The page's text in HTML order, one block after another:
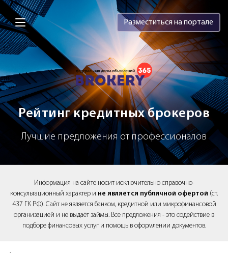
Brokery365 - Рейтинг кредитных
Разместиться на портале
Рейтинг кредитных брокеров
Лучшие предложения от профессионалов
Информация на сайте носит исключительно справочно-
консультационный характер и не является публичной офертой (ст.
437 ГК РФ). Сайт не является банком, кредитной или микрофинансовой
организацией и не выдаёт займы. Все предложения - это содействие в
подборе финансовых услуг и помощь в оформлении документов.